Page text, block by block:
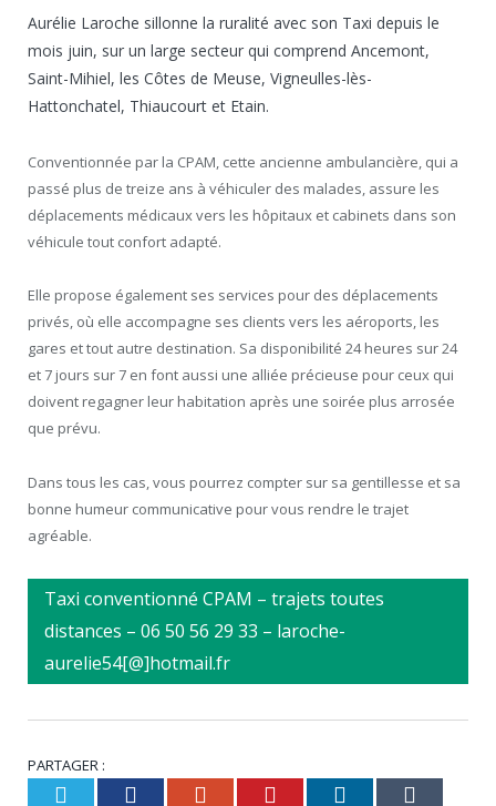
Aurélie Laroche sillonne la ruralité avec son Taxi depuis le
mois juin, sur un large secteur qui comprend Ancemont,
Saint-Mihiel, les Côtes de Meuse, Vigneulles-lès-
Hattonchatel, Thiaucourt et Etain.
Conventionnée par la CPAM, cette ancienne ambulancière, qui a
passé plus de treize ans à véhiculer des malades, assure les
déplacements médicaux vers les hôpitaux et cabinets dans son
véhicule tout confort adapté.
Elle propose également ses services pour des déplacements
privés, où elle accompagne ses clients vers les aéroports, les
gares et tout autre destination. Sa disponibilité 24 heures sur 24
et 7 jours sur 7 en font aussi une alliée précieuse pour ceux qui
doivent regagner leur habitation après une soirée plus arrosée
que prévu.
Dans tous les cas, vous pourrez compter sur sa gentillesse et sa
bonne humeur communicative pour vous rendre le trajet
agréable.
Taxi conventionné CPAM – trajets toutes
distances – 06 50 56 29 33 – laroche-
aurelie54[@]hotmail.fr
PARTAGER :
TwitterFacebookGoogle+Pinterest
LinkedIn